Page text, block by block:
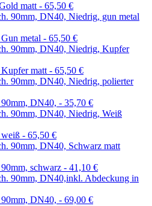
matt - 65,50 €
metal - 65,50 €
matt - 65,50 €
DN40, - 35,70 €
weiß - 65,50 €
schwarz - 41,10 €
DN40, - 69,00 €